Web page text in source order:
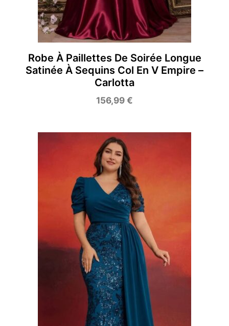
Robe À Paillettes De Soirée Longue
Satinée À Sequins Col En V Empire –
Carlotta
156,99€